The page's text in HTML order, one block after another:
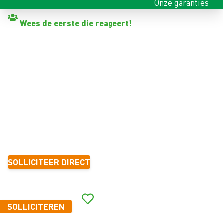
Onze garanties
Wees de eerste die reageert!
SOLLICITEER DIRECT
SOLLICITEREN